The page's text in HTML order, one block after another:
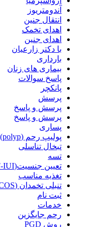
آندومتریوز
انتقال جنین
اهدای تخمک
اهدای جنین
با دکتر زارعیان
بارداری
بیماری های زنان
پاسخ سوالات
پانکچر
پرسش
پرسش و پاسخ
پرسش و پاسخ
پساری
پولیپ رحم (polyp)
تبخال تناسلی
تسه
تعیین جنسیت(IVF-IUI)
تغذیه مناسب
تنبلی تخمدان (PCOS)
ثبت نام
خدمات
رحم جایگزین
روش PGD